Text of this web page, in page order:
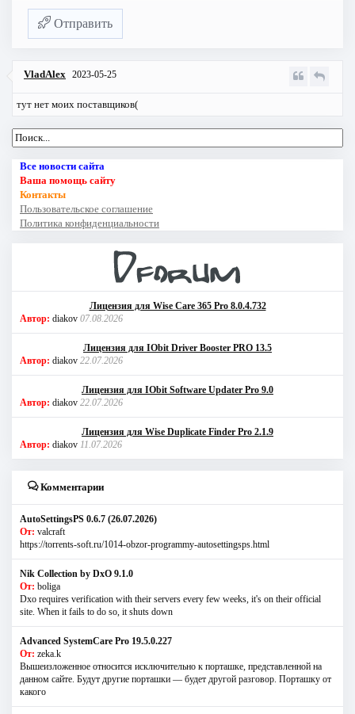
Отправить
VladAlex 2023-05-25
тут нет моих поставщиков(
Все новости сайта
Ваша помощь сайту
Контакты
Пользовательское соглашение
Политика конфиденциальности
Лицензия для Wise Care 365 Pro 8.0.4.732
Автор: diakov 07.08.2026
Лицензия для IObit Driver Booster PRO 13.5
Автор: diakov 22.07.2026
Лицензия для IObit Software Updater Pro 9.0
Автор: diakov 22.07.2026
Лицензия для Wise Duplicate Finder Pro 2.1.9
Автор: diakov 11.07.2026
Комментарии
AutoSettingsPS 0.6.7 (26.07.2026)
От: valcraft
https://torrents-soft.ru/1014-obzor-programmy-autosettingsps.html
Nik Collection by DxO 9.1.0
От: boliga
Dxo requires verification with their servers every few weeks, it's on their official
site. When it fails to do so, it shuts down
Advanced SystemCare Pro 19.5.0.227
От: zeka.k
Вышеизложенное относится исключительно к порташке, представленной на
данном сайте. Будут другие порташки — будет другой разговор. Порташку от
какого